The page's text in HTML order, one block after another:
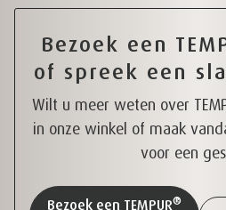
Bezoek een
of spreek een
Wilt u meer weten over
in onze winkel of maak
voor een
Bezoek een TEMPUR®